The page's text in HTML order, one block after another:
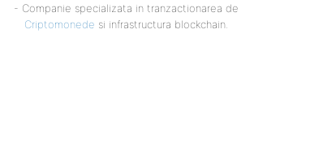
- Companie specializata in tranzactionarea de
Criptomonede si infrastructura blockchain.